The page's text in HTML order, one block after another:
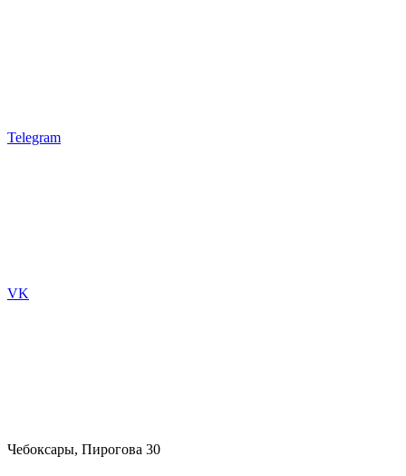
Telegram
VK
Чебоксары, Пирогова 30